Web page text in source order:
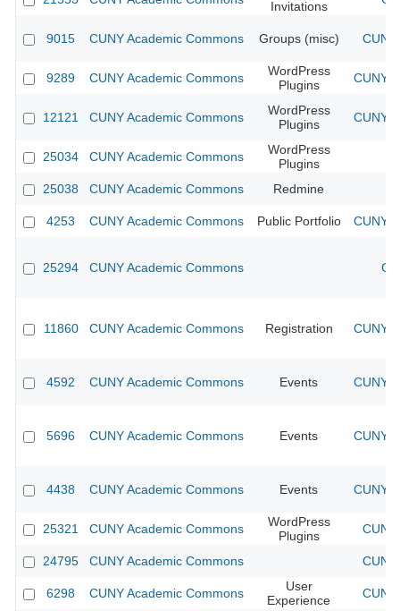
Invitations
9015 CUNY Academic Commons Groups (misc)
9289 CUNY Academic Commons
WordPress
Plugins
CUNY
12121 CUNY Academic Commons
WordPress
Plugins
CUNY
25034 CUNY Academic Commons
WordPress
Plugins
25038
CUNY Academic Commons Redmine
4253 CUNY Academic Commons Public Portfolio CUNY
25294 CUNY Academic Commons
11860 CUNY Academic Commons Registration CUNY
4592 CUNY Academic Commons Events CUNY
5696 CUNY Academic Commons Events CUNY
4438 CUNY Academic Commons Events CUNY
25321 CUNY Academic Commons
WordPress
Plugins
24795 CUNY Academic Commons
6298 CUNY Academic Commons
User
Experience